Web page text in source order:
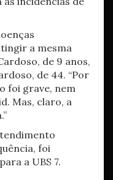
a mesma
de 9 anos,
de 44. “Por
foi grave, nem
Mas, claro, a
foi
a UBS 7.